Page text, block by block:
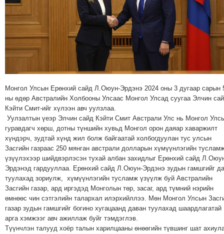
ТЕХНОЛОГИ
ЭРДЭНЭТ
ҮЙЛДВЭРИЙН
ТОЙРОНД
ХАВРЫН
ЧУУЛГАНЫ
ТОЙРОНД
"ОУВС"-
ИЙН
ЭРГЭН
ТОЙРОНД
"ЖИ
ЭРГЭН
ТОЙРОНД
Монгол Улсын Ерөнхий сайд Л.Оюун-Эрдэнэ 2024 оны 3 дугаар сарын
ны өдөр Австралийн Холбооны Улсаас Монгол Улсад суугаа Элчин
Кэйти Смит-ийг хүлээн авч уулзлаа.
Уулзалтын үеэр Элчин сайд Кэйти Смит Австрали Улс нь Монгол
гуравдагч хөрш, дотны түншийн хувьд Монгол орон даяар хаваржилт
хүндэрч, зудтай хүнд жил болж байгаатай холбогдуулан тус улсын
Засгийн газраас 250 мянган австрали долларын хүмүүнлэгийн
үзүүлэхээр шийдвэрлэсэн тухай албан захидлыг Ерөнхий сайд
Эрдэнэд гардууллаа. Ерөнхий сайд Л.Оюун-Эрдэнэ зудын гамшгийг
туулахад зориулж, хүмүүнлэгийн тусламж үзүүлж буй Австралийн
Засгийн газар, ард иргэдэд Монголын төр, засаг, ард түмний нэрийн
өмнөөс чин сэтгэлийн талархал илэрхийллээ. Мөн Монгол Улсын
газар зудын гамшгийг богино хугацаанд даван туулахад шаардлагатай
арга хэмжээг авч ажиллаж буйг тэмдэглэв.
Түүнчлэн талууд хоёр талын харилцааны өнөөгийн түвшинг шат